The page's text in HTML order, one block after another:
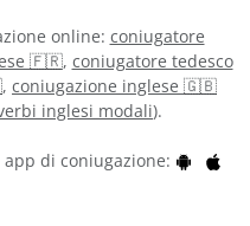
online: coniugatore
🇫🇷, coniugatore tedesco
, coniugazione inglese 🇬🇧
inglesi modali).
di coniugazione: